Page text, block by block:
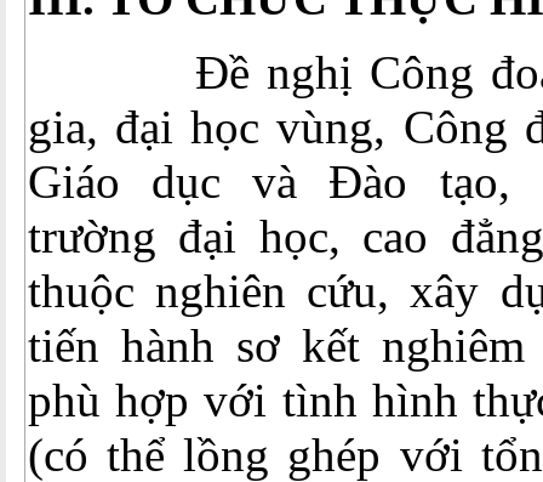
Đề nghị Công đoàn
gia, đại học vùng, Công
Giáo dục và Đào tạo,
trường đại học, cao
thuộc nghiên cứu, xây
tiến hành sơ kết
phù hợp với tình hình
(có thể lồng ghép với